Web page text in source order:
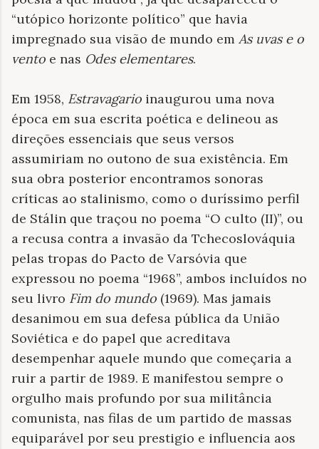
“utópico horizonte político” que havia
impregnado sua visão de mundo em As uvas e o
vento e nas Odes elementares.
Em 1958, Estravagario inaugurou uma nova
época em sua escrita poética e delineou as
direções essenciais que seus versos
assumiriam no outono de sua existência. Em
sua obra posterior encontramos sonoras
críticas ao stalinismo, como o duríssimo perfil
de Stálin que traçou no poema “O culto (II)”, ou
a recusa contra a invasão da Tchecoslováquia
pelas tropas do Pacto de Varsóvia que
expressou no poema “1968”, ambos incluídos no
seu livro Fim do mundo (1969). Mas jamais
desanimou em sua defesa pública da União
Soviética e do papel que acreditava
desempenhar aquele mundo que começaria a
ruir a partir de 1989. E manifestou sempre o
orgulho mais profundo por sua militância
comunista, nas filas de um partido de massas
equiparável por seu prestigio e influencia aos